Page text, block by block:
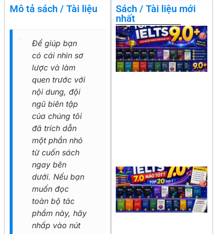
Mô tả sách / Tài liệu
Để giúp bạn
có cái nhìn sơ
lược và làm
quen trước với
nội dung, đội
ngũ biên tập
của chúng tôi
đã trích dẫn
một phần nhỏ
từ cuốn sách
ngay bên
dưới. Nếu bạn
muốn đọc
toàn bộ tác
phẩm này, hãy
nhấp vào nút
Sách / Tài liệu mới
nhất